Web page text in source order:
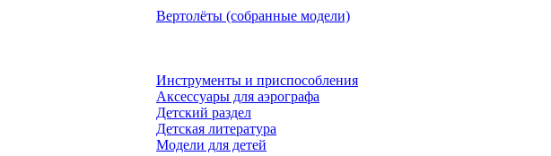
Вертолёты (собранные модели)
Инструменты и приспособления
Аксессуары для аэрографа
Детский раздел
Детская литература
Модели для детей